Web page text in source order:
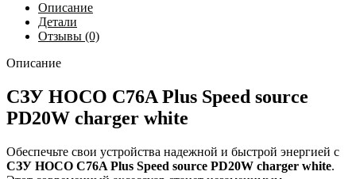
Описание
Детали
Отзывы (0)
Описание
СЗУ HOCO C76A Plus Speed source
PD20W charger white
Обеспечьте свои устройства надежной и быстрой энергией с
СЗУ HOCO C76A Plus Speed source PD20W charger white.